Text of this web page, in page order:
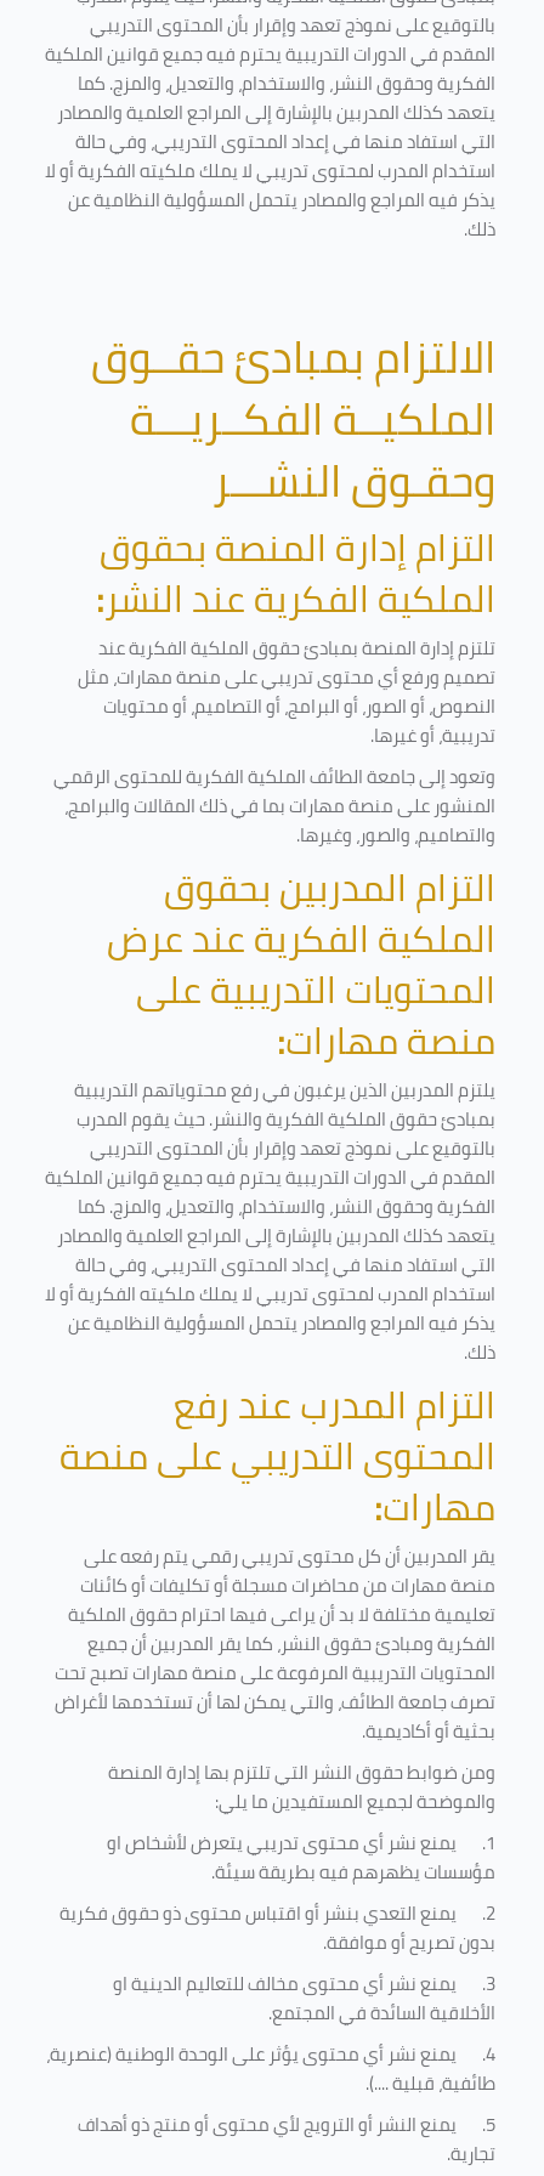
بالتوقيع على نموذج تعهد وإقرار بأن المحتوى التدريبي
المقدم في الدورات التدريبية يحترم فيه جميع قوانين الملكية
الفكرية وحقوق النشر، والاستخدام، والتعديل، والمزج. كما
يتعهد كذلك المدربين بالإشارة إلى المراجع العلمية والمصادر
التي استفاد منها في إعداد المحتوى التدريبي، وفي حالة
استخدام المدرب لمحتوى تدريبي لا يملك ملكيته الفكرية أو لا
يذكر فيه المراجع والمصادر يتحمل المسؤولية النظامية عن
ذلك.
الالتزام بمبادئ حقــوق
الملكيــة الفكــريـــة
وحقـوق النشـــر
التزام إدارة المنصة بحقوق
الملكية الفكرية عند النشر:
تلتزم إدارة المنصة بمبادئ حقوق الملكية الفكرية عند
تصميم ورفع أي محتوى تدريبي على منصة مهارات، مثل
النصوص، أو الصور، أو البرامج، أو التصاميم، أو محتويات
تدريبية، أو غيرها.
وتعود إلى جامعة الطائف الملكية الفكرية للمحتوى الرقمي
المنشور على منصة مهارات بما في ذلك المقالات والبرامج،
والتصاميم، والصور، وغيرها.
التزام المدربين بحقوق
الملكية الفكرية عند عرض
المحتويات التدريبية على
منصة مهارات:
يلتزم المدربين الذين يرغبون في رفع محتوياتهم التدريبية
بمبادئ حقوق الملكية الفكرية والنشر. حيث يقوم المدرب
بالتوقيع على نموذج تعهد وإقرار بأن المحتوى التدريبي
المقدم في الدورات التدريبية يحترم فيه جميع قوانين الملكية
الفكرية وحقوق النشر، والاستخدام، والتعديل، والمزج. كما
يتعهد كذلك المدربين بالإشارة إلى المراجع العلمية والمصادر
التي استفاد منها في إعداد المحتوى التدريبي، وفي حالة
استخدام المدرب لمحتوى تدريبي لا يملك ملكيته الفكرية أو لا
يذكر فيه المراجع والمصادر يتحمل المسؤولية النظامية عن
ذلك.
التزام المدرب عند رفع
المحتوى التدريبي على منصة
مهارات:
يقر المدربين أن كل محتوى تدريبي رقمي يتم رفعه على
منصة مهارات من محاضرات مسجلة أو تكليفات أو كائنات
تعليمية مختلفة لا بد أن يراعى فيها احترام حقوق الملكية
الفكرية ومبادئ حقوق النشر، كما يقر المدربين أن جميع
المحتويات التدريبية المرفوعة على منصة مهارات تصبح تحت
تصرف جامعة الطائف، والتي يمكن لها أن تستخدمها لأغراض
بحثية أو أكاديمية.
ومن ضوابط حقوق النشر التي تلتزم بها إدارة المنصة
والموضحة لجميع المستفيدين ما يلي:
1.
يمنع نشر أي محتوى تدريبي يتعرض لأشخاص او
مؤسسات يظهرهم فيه بطريقة سيئة.
2.
يمنع التعدي بنشر أو اقتباس محتوى ذو حقوق فكرية
بدون تصريح أو موافقة.
3.
يمنع نشر أي محتوى مخالف للتعاليم الدينية او
الأخلاقية السائدة في المجتمع.
4.
يمنع نشر أي محتوى يؤثر على الوحدة الوطنية (عنصرية،
طائفية، قبلية ....).
5.
يمنع النشر أو الترويج لأي محتوى أو منتج ذو أهداف
تجارية.